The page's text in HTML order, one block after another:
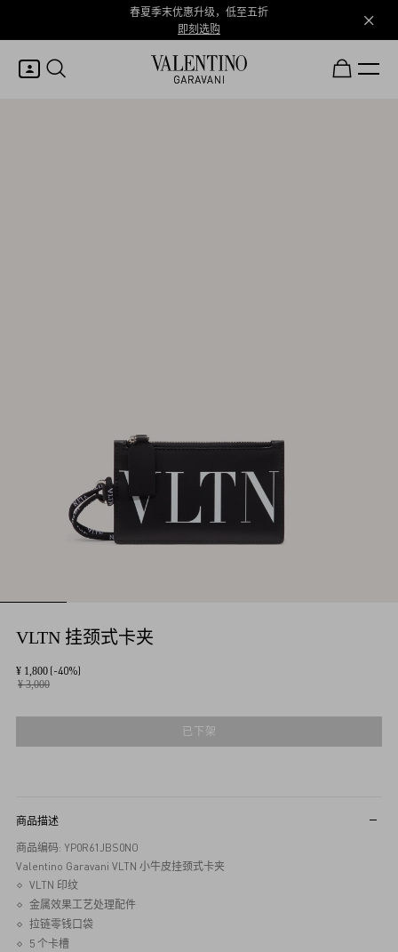
春夏季末优惠升级，低至五折
即刻选购
VLTN 挂颈式卡夹
¥ 1,800 (-40%)
¥ 3,000
已下架
商品描述
商品编码: YP0R61JBS0NO
Valentino Garavani VLTN 小牛皮挂颈式卡夹
VLTN 印纹
金属效果工艺处理配件
拉链零钱口袋
5 个卡槽